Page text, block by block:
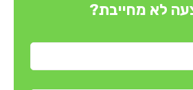
לא מחייבת?